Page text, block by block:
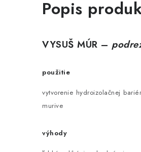
Popis
VYSUŠ MÚR –
použitie
vytvorenie hydroizolačnej
murive
výhody